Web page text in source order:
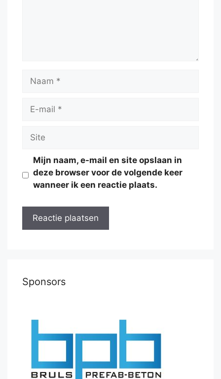
Naam
Site
Mijn naam, e-mail en site opslaan in
deze browser voor de volgende keer
wanneer ik een reactie plaats.
Sponsors